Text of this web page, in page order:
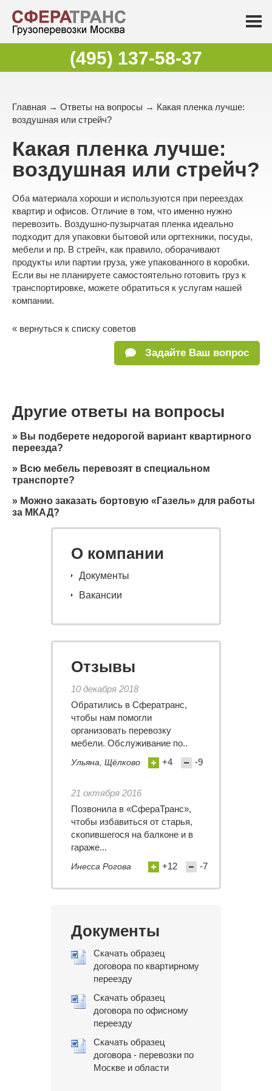
(495) 137-58-37
Главная → Ответы на вопросы → Какая пленка лучше:
воздушная или стрейч?
Какая пленка лучше:
воздушная или стрейч?
Оба материала хороши и используются при переездах
квартир и офисов. Отличие в том, что именно нужно
перевозить. Воздушно-пузырчатая пленка идеально
подходит для упаковки бытовой или оргтехники, посуды,
мебели и пр. В стрейч, как правило, оборачивают
продукты или партии груза, уже упакованного в коробки.
Если вы не планируете самостоятельно готовить груз к
транспортировке, можете обратиться к услугам нашей
компании.
« вернуться к списку советов
Задайте Ваш вопрос
Другие ответы на вопросы
» Вы подберете недорогой вариант квартирного
переезда?
» Всю мебель перевозят в специальном
транспорте?
» Можно заказать бортовую «Газель» для работы
за МКАД?
О компании
Документы
Вакансии
Отзывы
10 декабря 2018
Обратились в Сфератранс,
чтобы нам помогли
организовать перевозку
мебели. Обслуживание по..
Ульяна, Щёлково +4 -9
21 октября 2016
Позвонила в «СфераТранс»,
чтобы избавиться от старья,
скопившегося на балконе и в
гараже...
Инесса Рогова +12 -7
Документы
Скачать образец
договора по квартирному
переезду
Скачать образец
договора по офисному
переезду
Скачать образец
договора - перевозки по
Москве и области